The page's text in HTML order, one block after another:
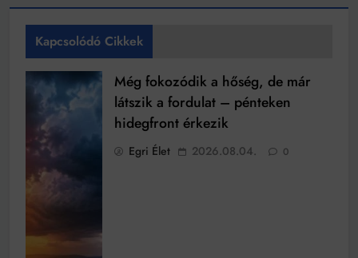
Kapcsolódó Cikkek
Még fokozódik a hőség, de már
látszik a fordulat – pénteken
hidegfront érkezik
Egri Élet 2026.08.04. 0